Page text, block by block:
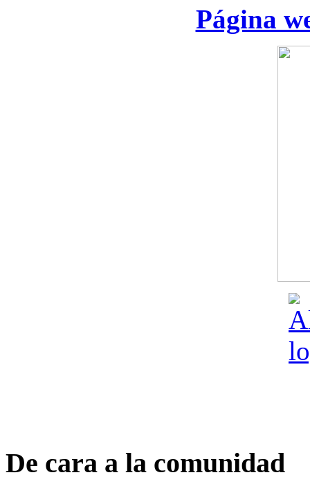
Página
De cara a la comunidad